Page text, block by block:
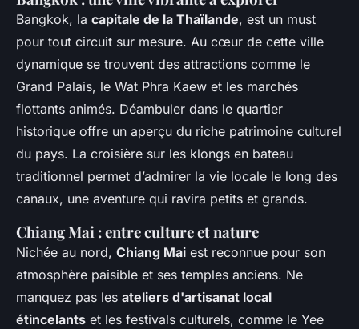
Bangkok, la capitale de la Thaïlande, est un must
pour tout circuit sur mesure. Au cœur de cette ville
dynamique se trouvent des attractions comme le
Grand Palais, le Wat Phra Kaew et les marchés
flottants animés. Déambuler dans le quartier
historique offre un aperçu du riche patrimoine culturel
du pays. La croisière sur les klongs en bateau
traditionnel permet d’admirer la vie locale le long des
canaux, une aventure qui ravira petits et grands.
Chiang Mai : entre culture et nature
Nichée au nord, Chiang Mai est reconnue pour son
atmosphère paisible et ses temples anciens. Ne
manquez pas les ateliers d'artisanat local
étincelants et les festivals culturels, comme le Yee